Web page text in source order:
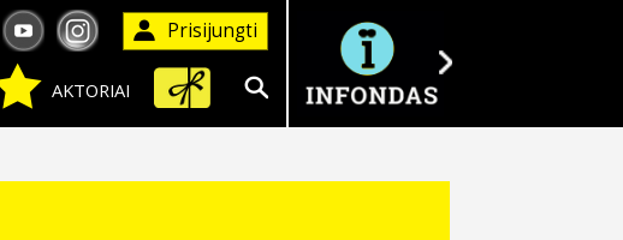
Prisijungti
AKTORIAI
Ieškoti